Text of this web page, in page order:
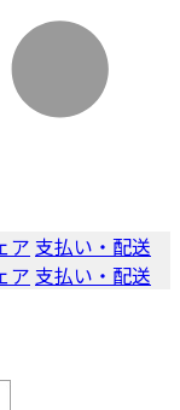
ア 支払い・配送
ア 支払い・配送